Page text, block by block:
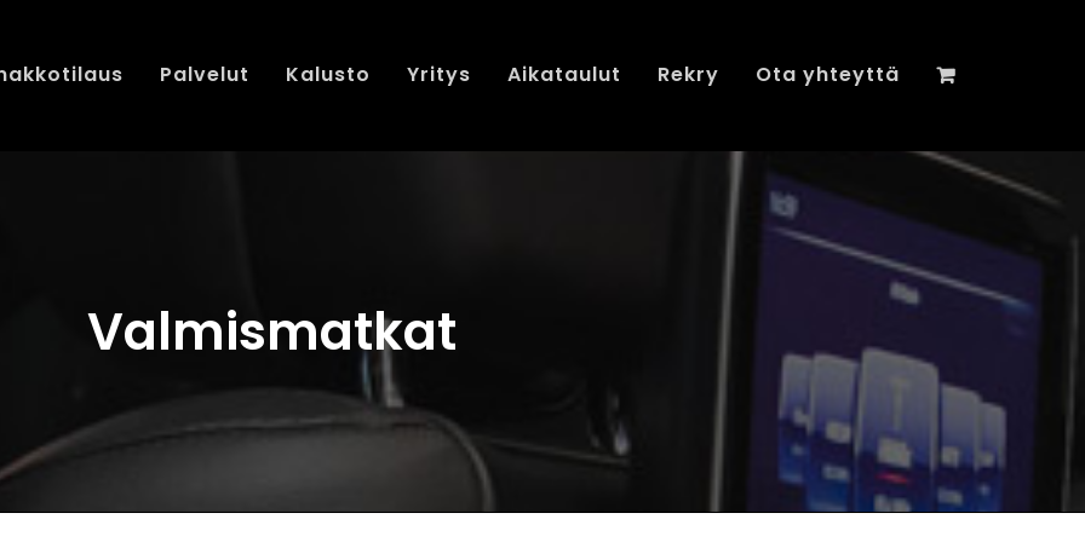
Palvelut Kalusto Yritys Aikataulut Rekry Ota yhteyttä
Valmismatkat